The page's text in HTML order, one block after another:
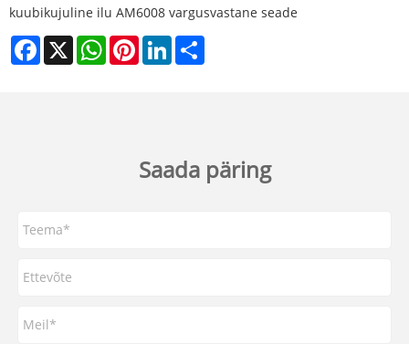
kuubikujuline ilu AM6008 vargusvastane seade
Facebook
X WhatsAppPinterestLinkedIn
Saada päring